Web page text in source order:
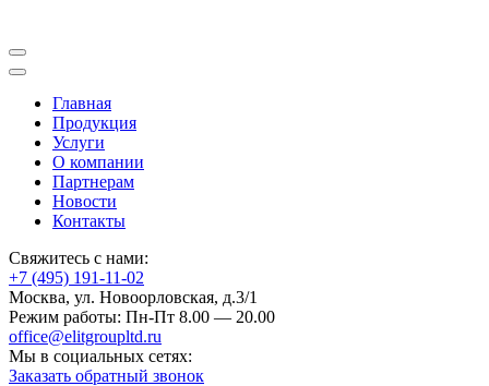
Главная
Продукция
Услуги
О компании
Партнерам
Новости
Контакты
Свяжитесь с нами:
+7 (495) 191-11-02
Москва, ул. Новоорловская, д.3/1
Режим работы: Пн-Пт 8.00 — 20.00
office@elitgroupltd.ru
Мы в социальных сетях:
Заказать обратный звонок